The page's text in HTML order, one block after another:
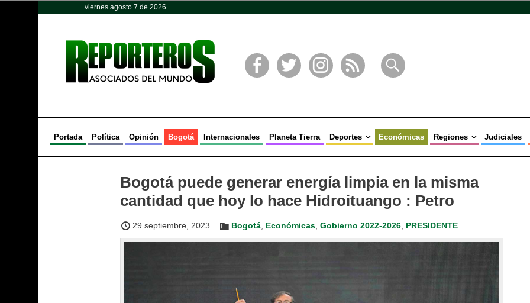
viernes agosto 7 de 2026
Portada Política Opinión Bogotá Internacionales Planeta Tierra Deportes Económicas Regiones Judiciales
Bogotá puede generar energía limpia en la misma
cantidad que hoy lo hace Hidroituango : Petro
29 septiembre, 2023 Bogotá Económicas Gobierno 2022-2026 PRESIDENTE
Opinión Política